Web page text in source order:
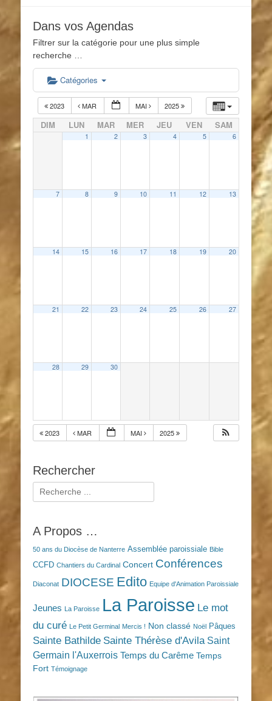
Dans vos Agendas
Filtrer sur la catégorie pour une plus simple
recherche …
Catégories
2023 MAR MAI 2025
DIM LUN MAR MER JEU VEN SAM
1 2 3 4 5 6
7 8 9 10 11 12 13
14 15 16 17 18 19 20
21 22 23 24 25 26 27
28 29 30
2023 MAR MAI 2025
Rechercher
Rechercher :
A Propos …
50 ans du Diocèse de Nanterre Assemblée paroissiale Bible
CCFD Chantiers du Cardinal Concert Conférences
Diaconat DIOCESE Edito Equipe d'Animation Paroissiale
Jeunes La Paroisse La Paroisse Le mot
du curé Le Petit Germinal Mercis ! Non classé Noël Pâques
Sainte Bathilde Sainte Thérèse d'Avila Saint
Germain l'Auxerrois Temps du Carême Temps
Fort Témoignage